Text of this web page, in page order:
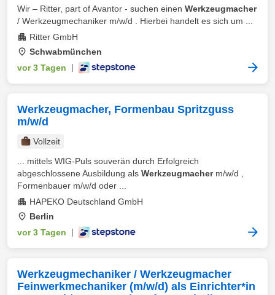
Wir – Ritter, part of Avantor - suchen einen Werkzeugmacher
/ Werkzeugmechaniker m/w/d . Hierbei handelt es sich um ...
Ritter GmbH
Schwabmünchen
vor 3 Tagen
Werkzeugmacher, Formenbau Spritzguss
m/w/d
Vollzeit
... mittels WIG-Puls souverän durch Erfolgreich
abgeschlossene Ausbildung als Werkzeugmacherm/w/d ,
Formenbauer m/w/d oder ...
HAPEKO Deutschland GmbH
Berlin
vor 3 Tagen
Werkzeugmechaniker / Werkzeugmacher
Feinwerkmechaniker (m/w/d) als Einrichter*in